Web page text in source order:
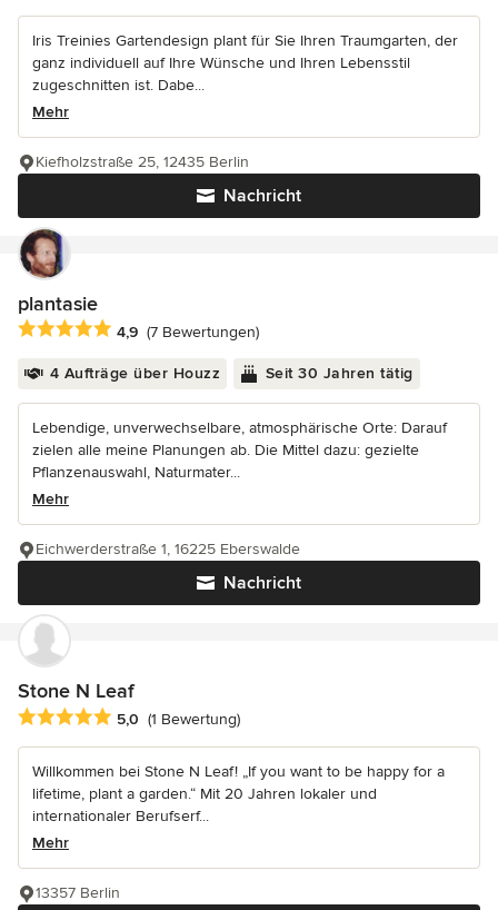
Iris Treinies Gartendesign plant für Sie Ihren Traumgarten, der
ganz individuell auf Ihre Wünsche und Ihren Lebensstil
zugeschnitten ist. Dabe...
Mehr
Nachricht
Kiefholzstraße 25, 12435 Berlin
plantasie
Durchschnittliche Bewertung: 4.9 von 5 Sternen
4,9 (7 Bewertungen)
4 Aufträge über Houzz Seit 30 Jahren tätig
Lebendige, unverwechselbare, atmosphärische Orte: Darauf
zielen alle meine Planungen ab. Die Mittel dazu: gezielte
Pflanzenauswahl, Naturmater...
Mehr
Nachricht
Eichwerderstraße 1, 16225 Eberswalde
Stone N Leaf
Durchschnittliche Bewertung: 5 von 5 Sternen
5,0 (1 Bewertung)
Willkommen bei Stone N Leaf! „If you want to be happy for a
lifetime, plant a garden.“ Mit 20 Jahren lokaler und
internationaler Berufserf...
Mehr
13357 Berlin